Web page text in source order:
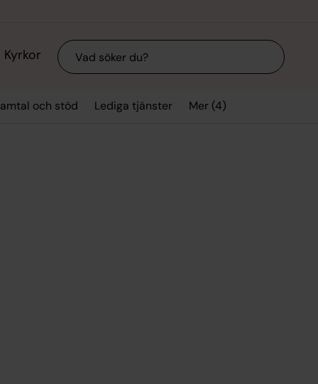
Kyrkor Sök
och stöd Lediga tjänster Mer (4)